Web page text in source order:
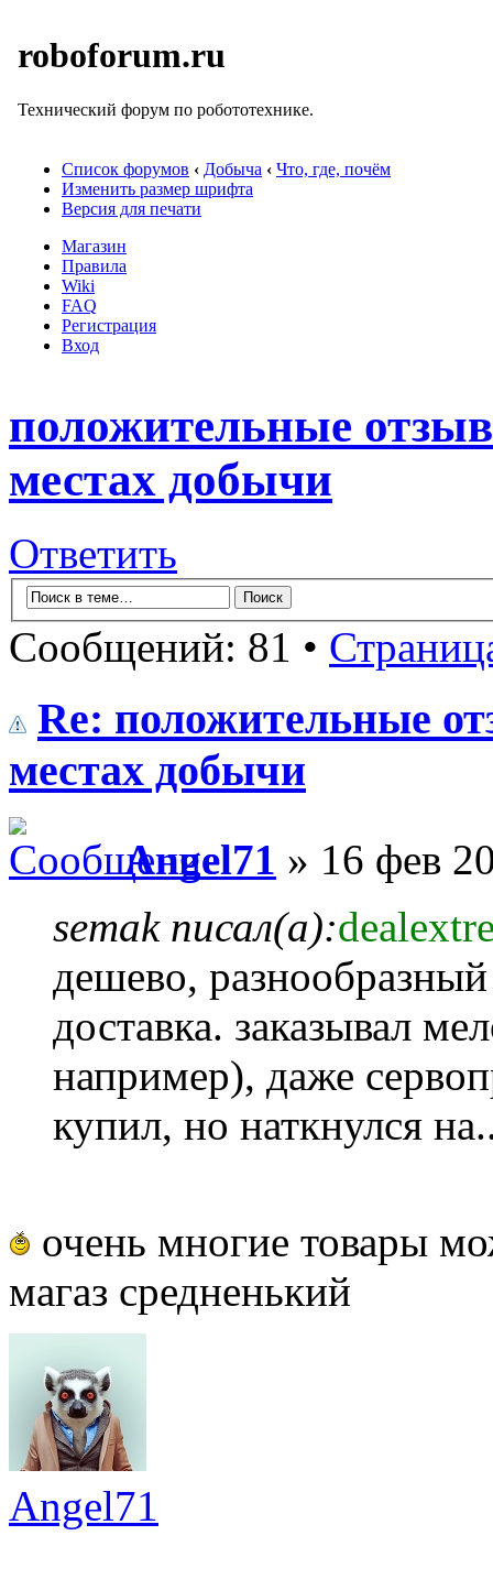
roboforum.ru
Технический форум по робототехнике.
Список форумов ‹ Добыча ‹ Что, где, почём
Изменить размер шрифта
Версия для печати
Магазин
Правила
Wiki
FAQ
Регистрация
Вход
положительные
местах добычи
Ответить
Сообщений: 81 •
Re: положительные
местах добычи
Angel71 » 16 фев
semak писал(а):
дешево,
доставка. заказывал
например), даже
купил, но наткнулся
очень многие товары
магаз средненький
Angel71